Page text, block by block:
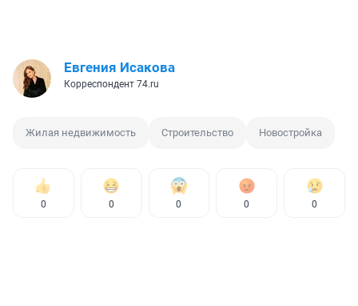
Евгения Исакова
Корреспондент 74.ru
Жилая недвижимость Строительство Новостройка
0 0 0 0 0